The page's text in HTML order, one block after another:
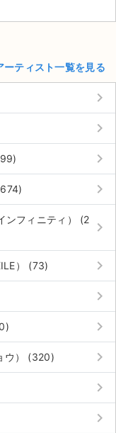
ーティスト一覧を見る
keyboard_arrow_right
keyboard_arrow_right
keyboard_arrow_right
keyboard_arrow_right
ンフィニティ） (2
keyboard_arrow_right
） (73) keyboard_arrow_right
keyboard_arrow_right
keyboard_arrow_right
ウ） (320) keyboard_arrow_right
keyboard_arrow_right
keyboard_arrow_right